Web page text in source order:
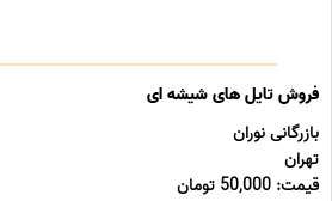
فروش تایل های شیشه ای
بازرگانی نوران
تهران
قیمت: 50,000 تومان